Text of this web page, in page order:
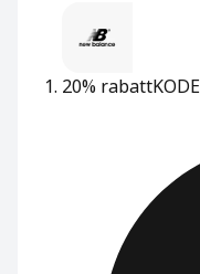
20% rabattKODE